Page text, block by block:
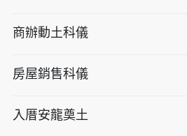
商辦動土科儀
房屋銷售科儀
入厝安龍奠土